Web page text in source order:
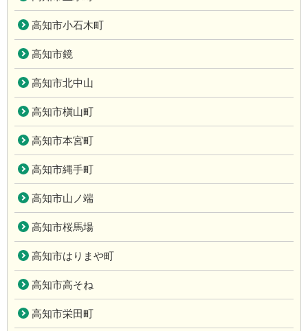
高知市小石木町
高知市鏡
高知市北中山
高知市槇山町
高知市本宮町
高知市縄手町
高知市山ノ端
高知市桜馬場
高知市はりまや町
高知市高そね
高知市栄田町